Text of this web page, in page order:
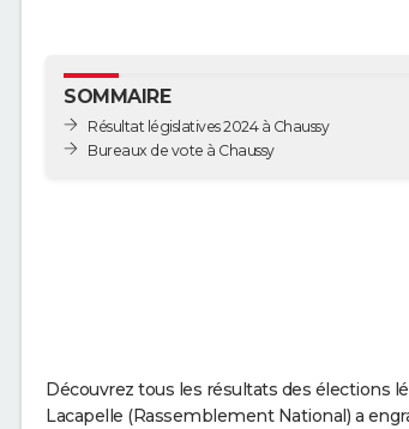
SOMMAIRE
Résultat législatives 2024 à Chaussy
Bureaux de vote à Chaussy
Découvrez tous les résultats des élections
Lacapelle (Rassemblement National) a